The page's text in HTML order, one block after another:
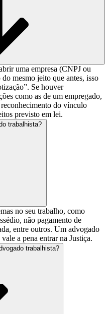
uma empresa (CNPJ ou
mesmo jeito que antes, isso
Se houver
como as de um empregado,
do vínculo
previsto em lei.
trabalhista?
no seu trabalho, como
não pagamento de
entre outros. Um advogado
a pena entrar na Justiça.
trabalhista?